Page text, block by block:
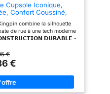
Cupsole Iconique,
Confort Coussiné,
combine la silhouette
de rue à une tech moderne
𝗖𝗢𝗡𝗦𝗧𝗥𝗨𝗖𝗧𝗜𝗢𝗡 𝗗𝗨𝗥𝗔𝗕𝗟𝗘 -
du skate au quotidien.
et col matelassé
pour des sessions
- etnies est engagé
planté plus de 2,3 millions
communauté dédiée.
€
€